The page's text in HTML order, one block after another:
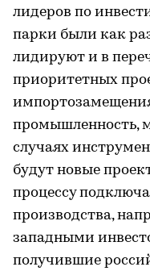
лидеров по
парки были как
лидируют и в
приоритетных
промышленность,
случаях
будут новые
процессу
производства,
западными
получившие